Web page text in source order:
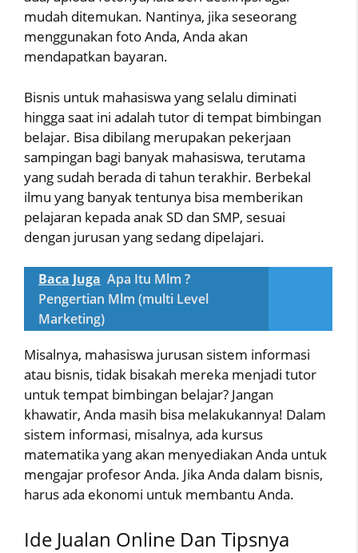
mudah ditemukan. Nantinya, jika seseorang
menggunakan foto Anda, Anda akan
mendapatkan bayaran.
Bisnis untuk mahasiswa yang selalu diminati
hingga saat ini adalah tutor di tempat bimbingan
belajar. Bisa dibilang merupakan pekerjaan
sampingan bagi banyak mahasiswa, terutama
yang sudah berada di tahun terakhir. Berbekal
ilmu yang banyak tentunya bisa memberikan
pelajaran kepada anak SD dan SMP, sesuai
dengan jurusan yang sedang dipelajari.
Baca Juga Apa Itu Mlm ?
Pengertian Mlm (multi Level
Marketing)
Misalnya, mahasiswa jurusan sistem informasi
atau bisnis, tidak bisakah mereka menjadi tutor
untuk tempat bimbingan belajar? Jangan
khawatir, Anda masih bisa melakukannya! Dalam
sistem informasi, misalnya, ada kursus
matematika yang akan menyediakan Anda untuk
mengajar profesor Anda. Jika Anda dalam bisnis,
harus ada ekonomi untuk membantu Anda.
Ide Jualan Online Dan Tipsnya